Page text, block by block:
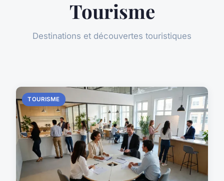
Tourisme
Destinations et découvertes touristiques
TOURISME